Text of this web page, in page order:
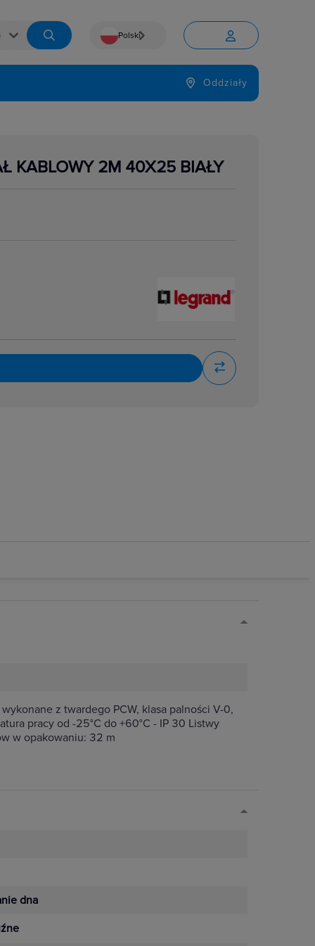
 Polski
Język

Oddziały
KABLOWY 2M 40X25 BIAŁY
z twardego PCW, klasa palności V-0,
pracy od -25°C do +60°C - IP 30 Listwy
w opakowaniu: 32 m
dna